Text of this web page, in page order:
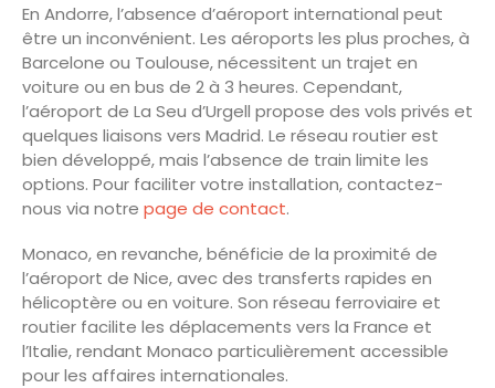
En Andorre, l’absence d’aéroport international peut
être un inconvénient. Les aéroports les plus proches, à
Barcelone ou Toulouse, nécessitent un trajet en
voiture ou en bus de 2 à 3 heures. Cependant,
l’aéroport de La Seu d’Urgell propose des vols privés et
quelques liaisons vers Madrid. Le réseau routier est
bien développé, mais l’absence de train limite les
options. Pour faciliter votre installation, contactez-
nous via notre page de contact.
Monaco, en revanche, bénéficie de la proximité de
l’aéroport de Nice, avec des transferts rapides en
hélicoptère ou en voiture. Son réseau ferroviaire et
routier facilite les déplacements vers la France et
l’Italie, rendant Monaco particulièrement accessible
pour les affaires internationales.